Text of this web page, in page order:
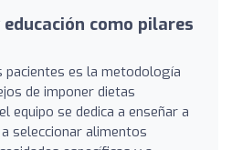
como pilares
pacientes es la metodología
de imponer dietas
equipo se dedica a enseñar a
seleccionar alimentos